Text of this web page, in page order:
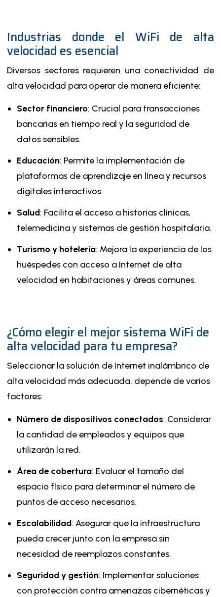
Industrias donde el WiFi de alta
velocidad es esencial
Diversos sectores requieren una conectividad de
alta velocidad para operar de manera eficiente:
Sector financiero: Crucial para transacciones
bancarias en tiempo real y la seguridad de
datos sensibles.
Educación: Permite la implementación de
plataformas de aprendizaje en línea y recursos
digitales interactivos.
Salud: Facilita el acceso a historias clínicas,
telemedicina y sistemas de gestión hospitalaria.
Turismo y hotelería: Mejora la experiencia de los
huéspedes con acceso a Internet de alta
velocidad en habitaciones y áreas comunes.
¿Cómo elegir el mejor sistema WiFi de
alta velocidad para tu empresa?
Seleccionar la solución de Internet inalámbrico de
alta velocidad más adecuada, depende de varios
factores:
Número de dispositivos conectados: Considerar
la cantidad de empleados y equipos que
utilizarán la red.
Área de cobertura: Evaluar el tamaño del
espacio físico para determinar el número de
puntos de acceso necesarios.
Escalabilidad: Asegurar que la infraestructura
pueda crecer junto con la empresa sin
necesidad de reemplazos constantes.
Seguridad y gestión: Implementar soluciones
con protección contra amenazas cibernéticas y